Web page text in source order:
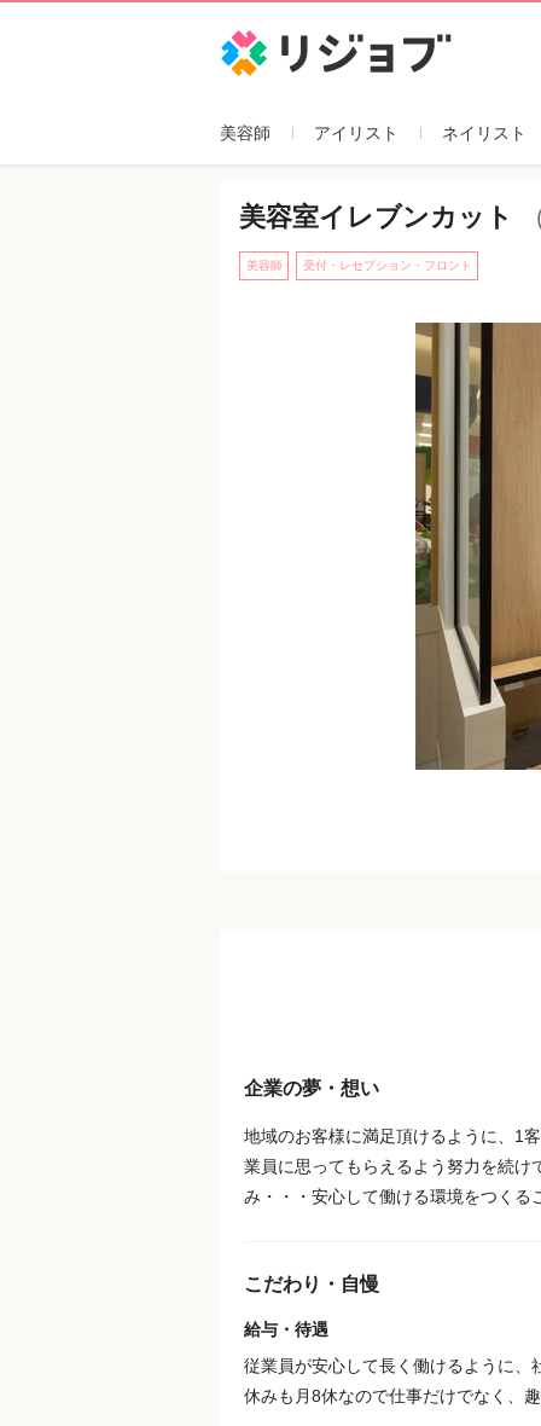
美容師 アイリスト ネイリスト
美容室イレブンカット
美容師 受付・レセプション・フロント
企業紹介
企業の夢・想い
地域のお客様に満足頂けるように、1
業員に思ってもらえるよう努力を続
み・・・安心して働ける環境をつく
こだわり・自慢
給与・待遇
従業員が安心して長く働けるように
休みも月8休なので仕事だけでなく、